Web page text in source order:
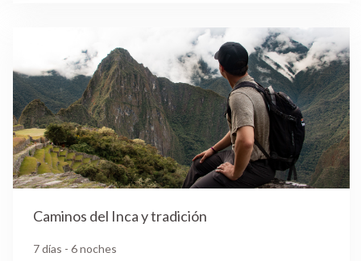
Caminos del Inca y tradición
7 días - 6 noches